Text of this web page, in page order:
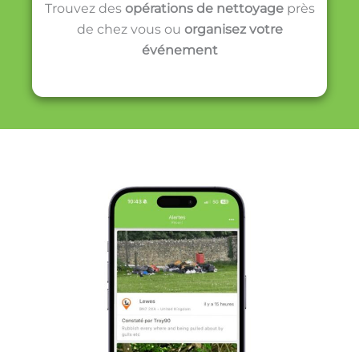
Trouvez des opérations de nettoyageprès
de chez vous ou organisez votre
événement